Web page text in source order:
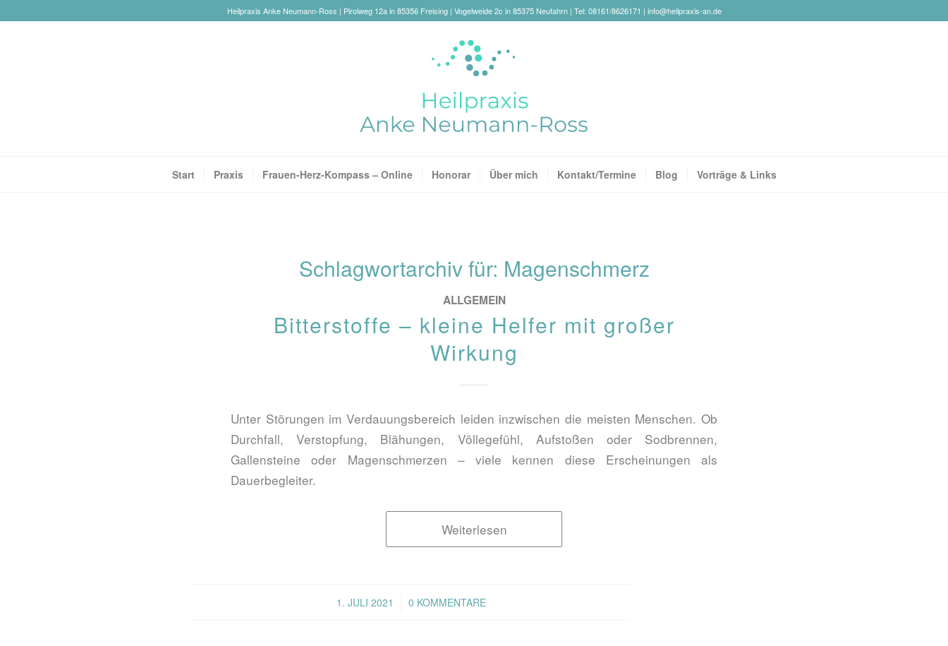
Heilpraxis Anke Neumann-Ross | Pirolweg 12a in 85356 Freising | Vogelweide 2c in 85375 Neufahrn | Tel: 08161/8626171 | info@heilpraxis-an.de
Start Praxis Frauen-Herz-Kompass – Online Honorar Über mich Kontakt/Termine Blog Vorträge & Links
Schlagwortarchiv für: Magenschmerz
ALLGEMEIN
Bitterstoffe – kleine Helfer mit großer
Wirkung
Unter Störungen im Verdauungsbereich leiden inzwischen die meisten Menschen. Ob
Durchfall, Verstopfung, Blähungen, Völlegefühl, Aufstoßen oder Sodbrennen,
Gallensteine oder Magenschmerzen – viele kennen diese Erscheinungen als
Dauerbegleiter.
Weiterlesen
1. JULI 2021
/ 0 KOMMENTARE